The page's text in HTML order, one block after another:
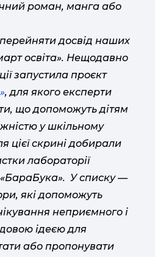
роман, манга або
перейняти досвід наших
освіта». Нещодавно
запустила проєкт
, для якого експерти
що допоможуть дітям
у шкільному
цієї скрині добирали
лабораторії
У списку —
які допоможуть
неприємного і
ідеєю для
або пропонувати